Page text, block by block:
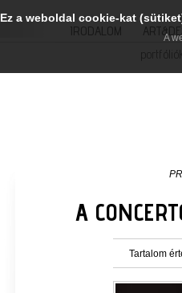
IRODALOM
portfóliók
A
Tartalom
Ez a weboldal cookie-kat
A